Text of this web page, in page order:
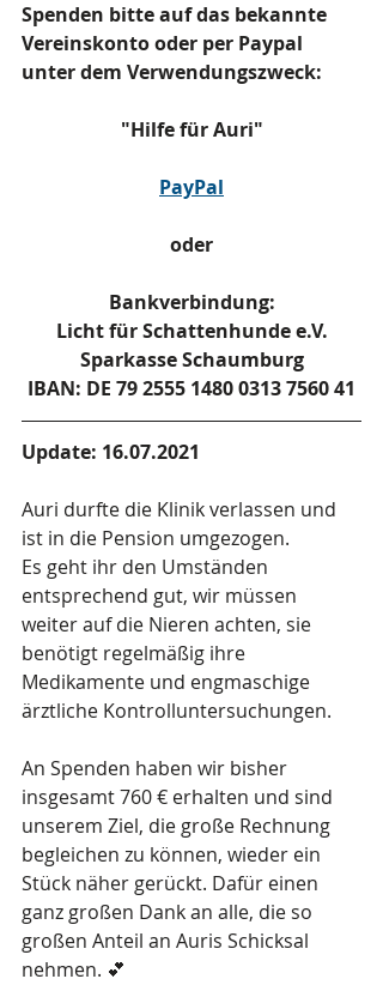
Spenden bitte auf das bekannte
Vereinskonto oder per Paypal
unter dem Verwendungszweck:
"Hilfe für Auri"
PayPal
oder
Bankverbindung:
Licht für Schattenhunde e.V.
Sparkasse Schaumburg
IBAN: DE 79 2555 1480 0313 7560 41
Update: 16.07.2021
Auri durfte die Klinik verlassen und
ist in die Pension umgezogen.
Es geht ihr den Umständen
entsprechend gut, wir müssen
weiter auf die Nieren achten, sie
benötigt regelmäßig ihre
Medikamente und engmaschige
ärztliche Kontrolluntersuchungen.
An Spenden haben wir bisher
insgesamt 760 € erhalten und sind
unserem Ziel, die große Rechnung
begleichen zu können, wieder ein
Stück näher gerückt. Dafür einen
ganz großen Dank an alle, die so
großen Anteil an Auris Schicksal
nehmen. 💕